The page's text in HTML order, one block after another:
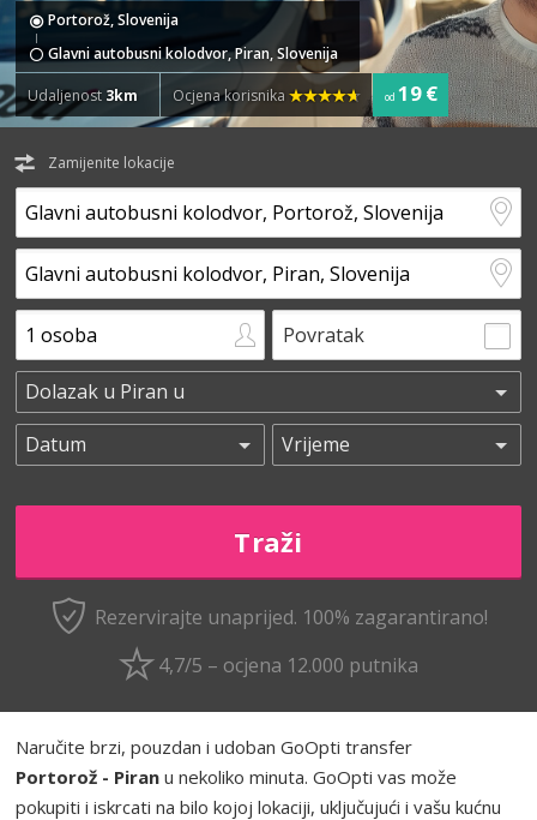
Portorož, Slovenija
Glavni autobusni kolodvor, Piran, Slovenija
Udaljenost 3km Ocjena korisnika od 19 €
Zamijenite lokacije
Povratak
Rezervirajte unaprijed. 100% zagarantirano!
4,7/5 – ocjena 12.000 putnika
Naručite brzi, pouzdan i udoban GoOpti transfer
Portorož - Piran u nekoliko minuta. GoOpti vas može
pokupiti i iskrcati na bilo kojoj lokaciji, uključujući i vašu kućnu